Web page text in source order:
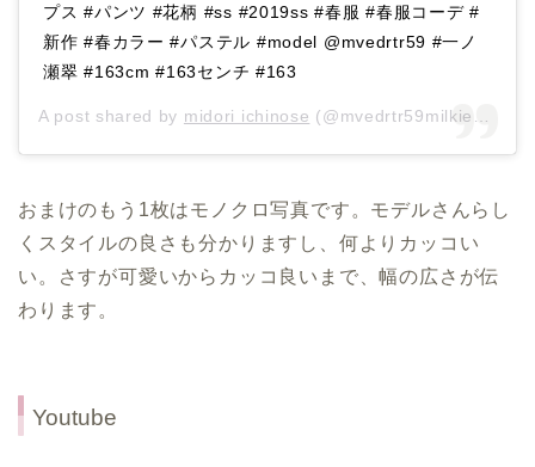
プス #パンツ #花柄 #ss #2019ss #春服 #春服コーデ #
新作 #春カラー #パステル #model @mvedrtr59 #一ノ
瀬翠 #163cm #163センチ #163
A post shared by midori ichinose (@mvedrtr59milkiene) on
おまけのもう1枚はモノクロ写真です。モデルさんらし
くスタイルの良さも分かりますし、何よりカッコい
い。さすが可愛いからカッコ良いまで、幅の広さが伝
わります。
Youtube